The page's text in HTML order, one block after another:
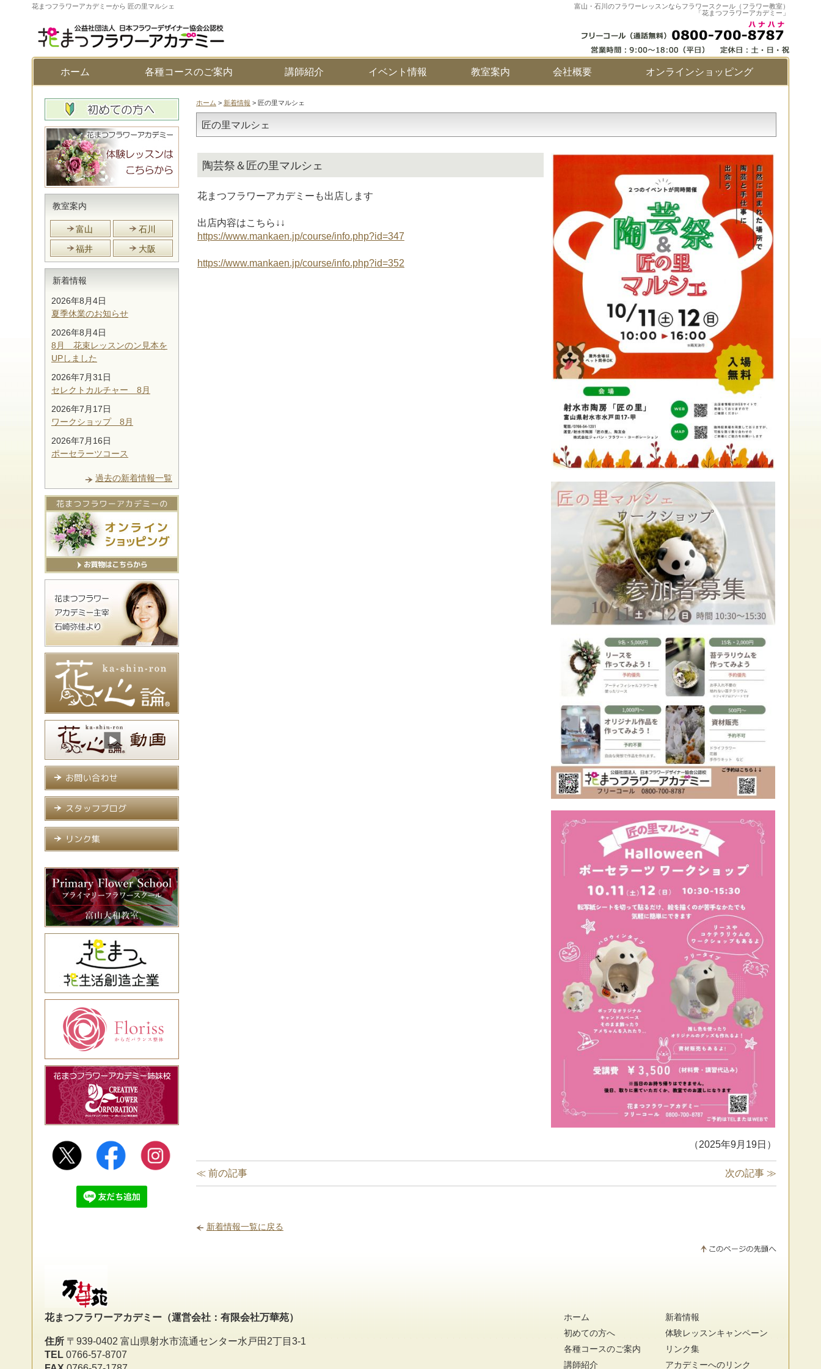
花まつフラワーアカデミーから 匠の里マルシェ
富山・石川のフラワーレッスンならフラワースクール（フラワー教室）
「花まつフラワーアカデミー」
ホーム 各種コースのご案内 講師紹介 イベント情報 教室案内 会社概要 オンラインショッピング
ホーム > 新着情報 > 匠の里マルシェ
匠の里マルシェ
陶芸祭＆匠の里マルシェ
花まつフラワーアカデミーも出店します
出店内容はこちら↓↓
https://www.mankaen.jp/course/info.php?id=347
https://www.mankaen.jp/course/info.php?id=352
（2025年9月19日）
≪ 前の記事 次の記事 ≫
新着情報一覧に戻る
教室案内
富山
石川
福井
大阪
新着情報
2026年8月4日
夏季休業のお知らせ
2026年8月4日
8月 花束レッスンのン見本を
UPしました
2026年7月31日
セレクトカルチャー 8月
2026年7月17日
ワークショップ 8月
2026年7月16日
ポーセラーツコース
過去の新着情報一覧
花まつフラワーアカデミー （運営会社：有限会社万華苑）
住所 〒939-0402 富山県射水市流通センター水戸田2丁目3-1
TEL 0766-57-8707
ホーム
初めての方へ
各種コースのご案内
講師紹介
新着情報
体験レッスンキャンペーン
リンク集
アカデミーへのリンク